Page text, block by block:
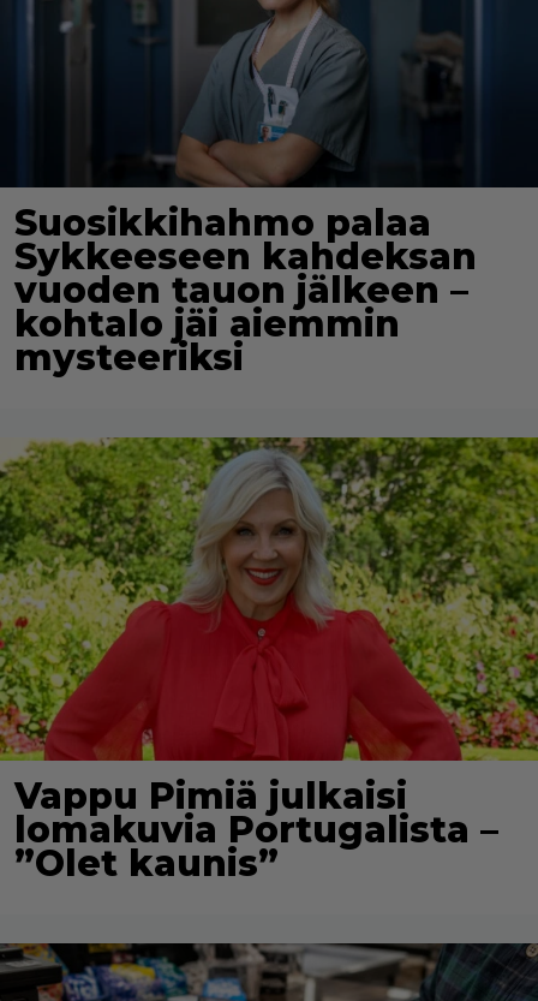
Suosikkihahmo palaa
Sykkeeseen kahdeksan
vuoden tauon jälkeen –
kohtalo jäi aiemmin
mysteeriksi
Vappu Pimiä julkaisi
lomakuvia Portugalista –
”Olet kaunis”